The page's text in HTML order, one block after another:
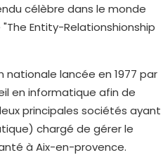
célèbre dans le monde
Entity-Relationshionship
nationale lancée en 1977 par
en informatique afin de
principales sociétés ayant
chargé de gérer le
à Aix-en-provence.